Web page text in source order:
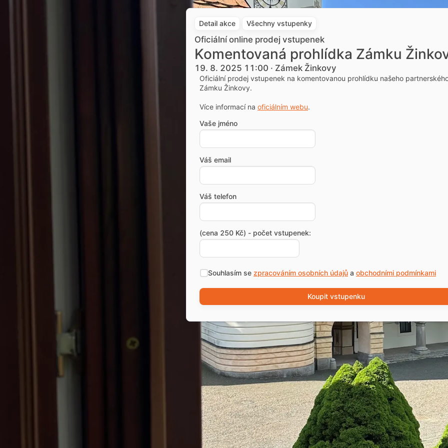
Detail akce Všechny vstupenky
Oficiální online prodej vstupenek
Komentovaná prohlídka Zámku
19. 8. 2025 11:00 · Zámek Žinkovy
Oficiální prodej vstupenek na komentovanou prohlídku našeho
Zámku Žinkovy.
Více informací na oficiálním webu.
Vaše jméno
Váš email
Váš telefon
(cena 250 Kč) - počet vstupenek:
Souhlasím se zpracováním osobních údajů a obchodními podmínkami
Koupit vstupenku